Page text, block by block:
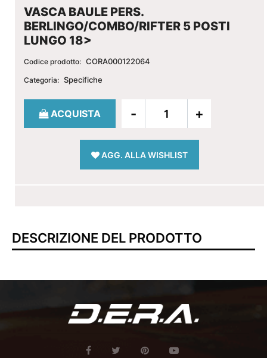
VASCA BAULE PERS.
BERLINGO/COMBO/RIFTER 5 POSTI
LUNGO 18>
Codice prodotto: CORA000122064
Categoria: Specifiche
Quantità
ACQUISTA
AGG. ALLA WISHLIST
DESCRIZIONE DEL PRODOTTO